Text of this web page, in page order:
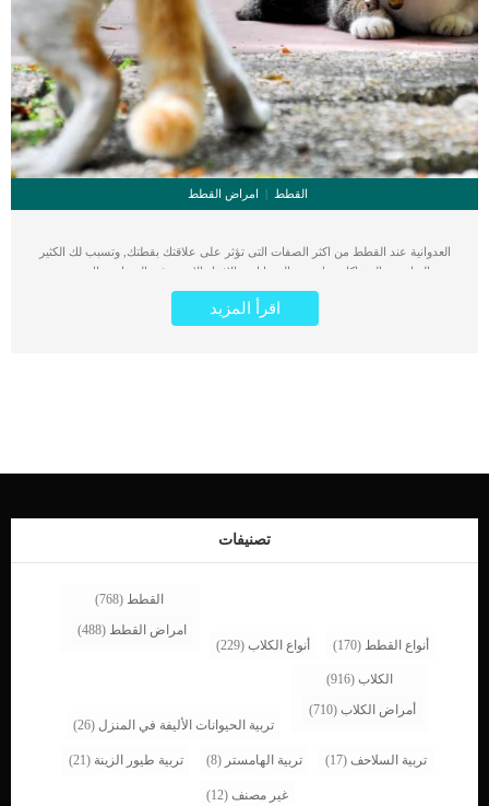
القطط امراض القطط
العدوانية عند القطط من اكثر الصفات التى تؤثر على علاقتك بقطتك, وتسبب لك الكثير
من المتاعب والمشاكل معك ومع الحيوانات والافراد الاخرى فى المنزل. هناك مجموعة
من الامراض العصبية او الامراض الداخلية التى يمكن ان تكون سبب السلوك العدوانى.
القطط كائنات موهوبة فى اخفاء شعورها بالألم لانها اعتادت على هذا منذ ان كانت فى
البرية حيث كانت الحيوانات المفترسة تستغل ضعفها وانزعاجها. العدوانية يمكن ان تكون
اقرأ المزيد
تصنيفات
أنواع القطط (170) أنواع الكلاب (229)
القطط (768)
امراض القطط (488)
الكلاب (916)
أمراض الكلاب (710)
تربية الحيوانات الأليفة في المنزل (26)
تربية السلاحف (17) تربية الهامستر (8) تربية طيور الزينة (21)
غير مصنف (12)